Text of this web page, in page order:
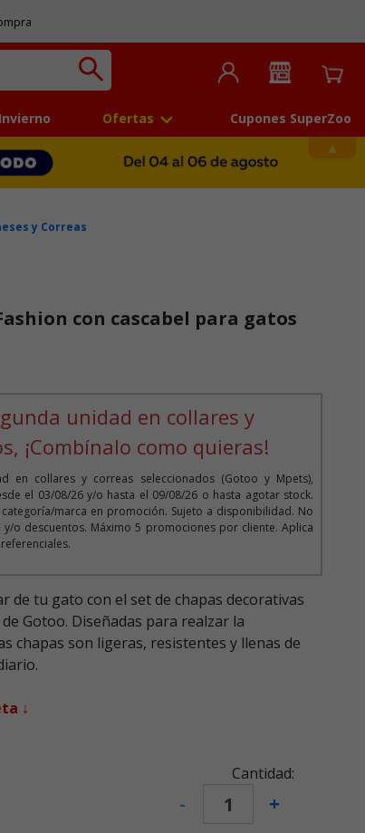
Invierno Ofertas Cupones SuperZoo
y Correas
con cascabel para gatos
unidad en collares y
¡Combínalo como quieras!
en collares y correas seleccionados (Gotoo y Mpets),
el 03/08/26 y/o hasta el 09/08/26 o hasta agotar stock.
marca en promoción. Sujeto a disponibilidad. No
o descuentos. Máximo 5 promociones por cliente. Aplica
de tu gato con el set de chapas decorativas
Gotoo. Diseñadas para realzar la
chapas son ligeras, resistentes y llenas de
↓
Cantidad:
- +